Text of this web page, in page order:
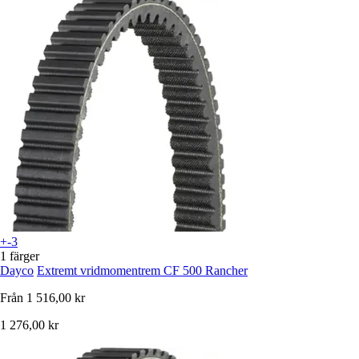
+-3
1 färger
Dayco Extremt vridmomentrem CF 500 Rancher
Från 1 516,00 kr
1 276,00 kr